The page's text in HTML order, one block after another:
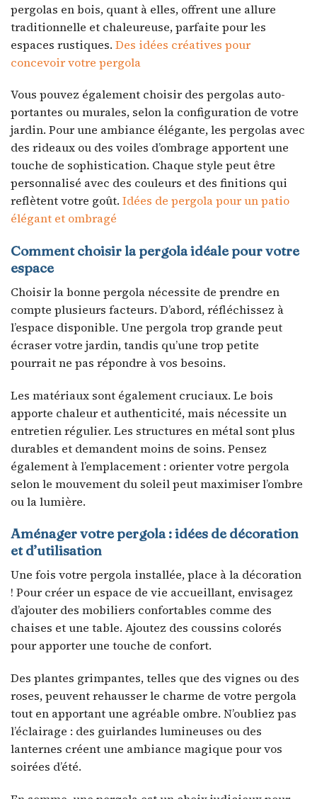
pergolas en bois, quant à elles, offrent une allure
traditionnelle et chaleureuse, parfaite pour les
espaces rustiques. Des idées créatives pour
concevoir votre pergola
Vous pouvez également choisir des pergolas auto-
portantes ou murales, selon la configuration de votre
jardin. Pour une ambiance élégante, les pergolas avec
des rideaux ou des voiles d’ombrage apportent une
touche de sophistication. Chaque style peut être
personnalisé avec des couleurs et des finitions qui
reflètent votre goût. Idées de pergola pour un patio
élégant et ombragé
Comment choisir la pergola idéale pour votre
espace
Choisir la bonne pergola nécessite de prendre en
compte plusieurs facteurs. D’abord, réfléchissez à
l’espace disponible. Une pergola trop grande peut
écraser votre jardin, tandis qu’une trop petite
pourrait ne pas répondre à vos besoins.
Les matériaux sont également cruciaux. Le bois
apporte chaleur et authenticité, mais nécessite un
entretien régulier. Les structures en métal sont plus
durables et demandent moins de soins. Pensez
également à l’emplacement : orienter votre pergola
selon le mouvement du soleil peut maximiser l’ombre
ou la lumière.
Aménager votre pergola : idées de décoration
et d’utilisation
Une fois votre pergola installée, place à la décoration
! Pour créer un espace de vie accueillant, envisagez
d’ajouter des mobiliers confortables comme des
chaises et une table. Ajoutez des coussins colorés
pour apporter une touche de confort.
Des plantes grimpantes, telles que des vignes ou des
roses, peuvent rehausser le charme de votre pergola
tout en apportant une agréable ombre. N’oubliez pas
l’éclairage : des guirlandes lumineuses ou des
lanternes créent une ambiance magique pour vos
soirées d’été.